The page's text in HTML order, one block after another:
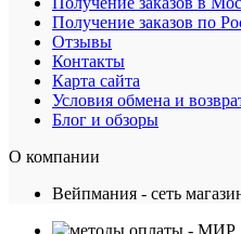
Получение заказов по
Отзывы
Контакты
Карта сайта
Условия обмена и
Блог и обзоры
О компании
Вейпмания - сеть